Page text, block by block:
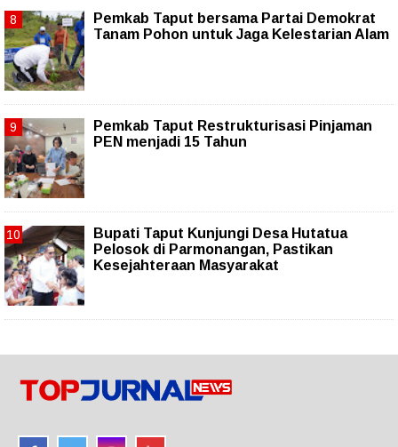
Pemkab Taput bersama Partai Demokrat
Tanam Pohon untuk Jaga Kelestarian Alam
Pemkab Taput Restrukturisasi Pinjaman
PEN menjadi 15 Tahun‎
Bupati Taput Kunjungi Desa Hutatua
Pelosok di Parmonangan, Pastikan
Kesejahteraan Masyarakat